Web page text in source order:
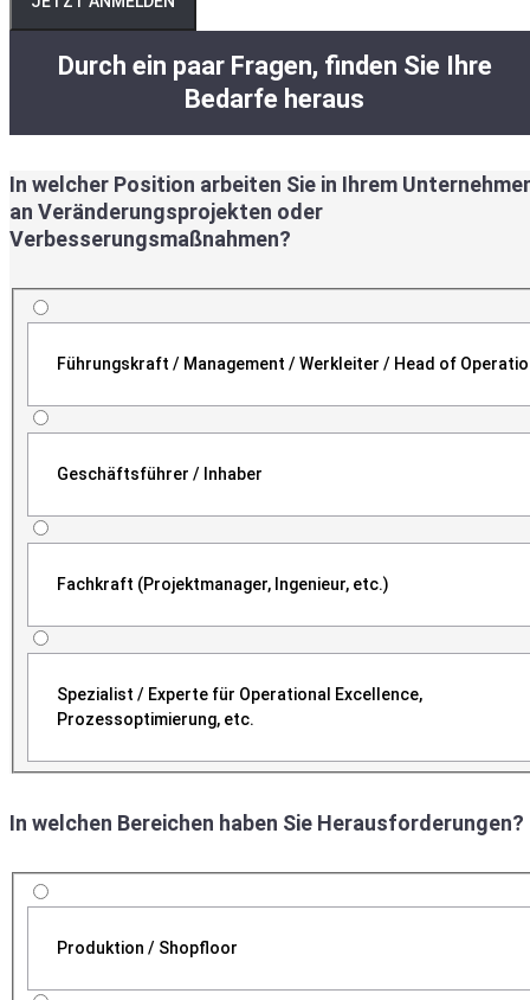
Durch ein paar Fragen, finden Sie Ihre
Bedarfe heraus
In welcher Position arbeiten Sie in Ihrem
an Veränderungsprojekten oder
Verbesserungsmaßnahmen?
Führungskraft / Management / Werkleiter / Head of
Geschäftsführer / Inhaber
Fachkraft (Projektmanager, Ingenieur, etc.)
Spezialist / Experte für Operational Excellence,
Prozessoptimierung, etc.
In welchen Bereichen haben Sie Herausforderungen?
Produktion / Shopfloor